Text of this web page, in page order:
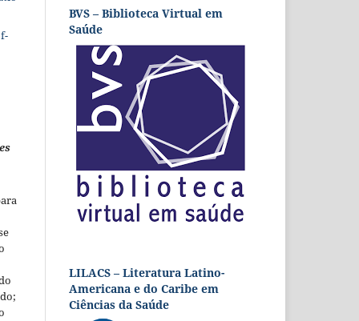
BVS – Biblioteca Virtual em
Saúde
LILACS – Literatura Latino-
Americana e do Caribe em
Ciências da Saúde